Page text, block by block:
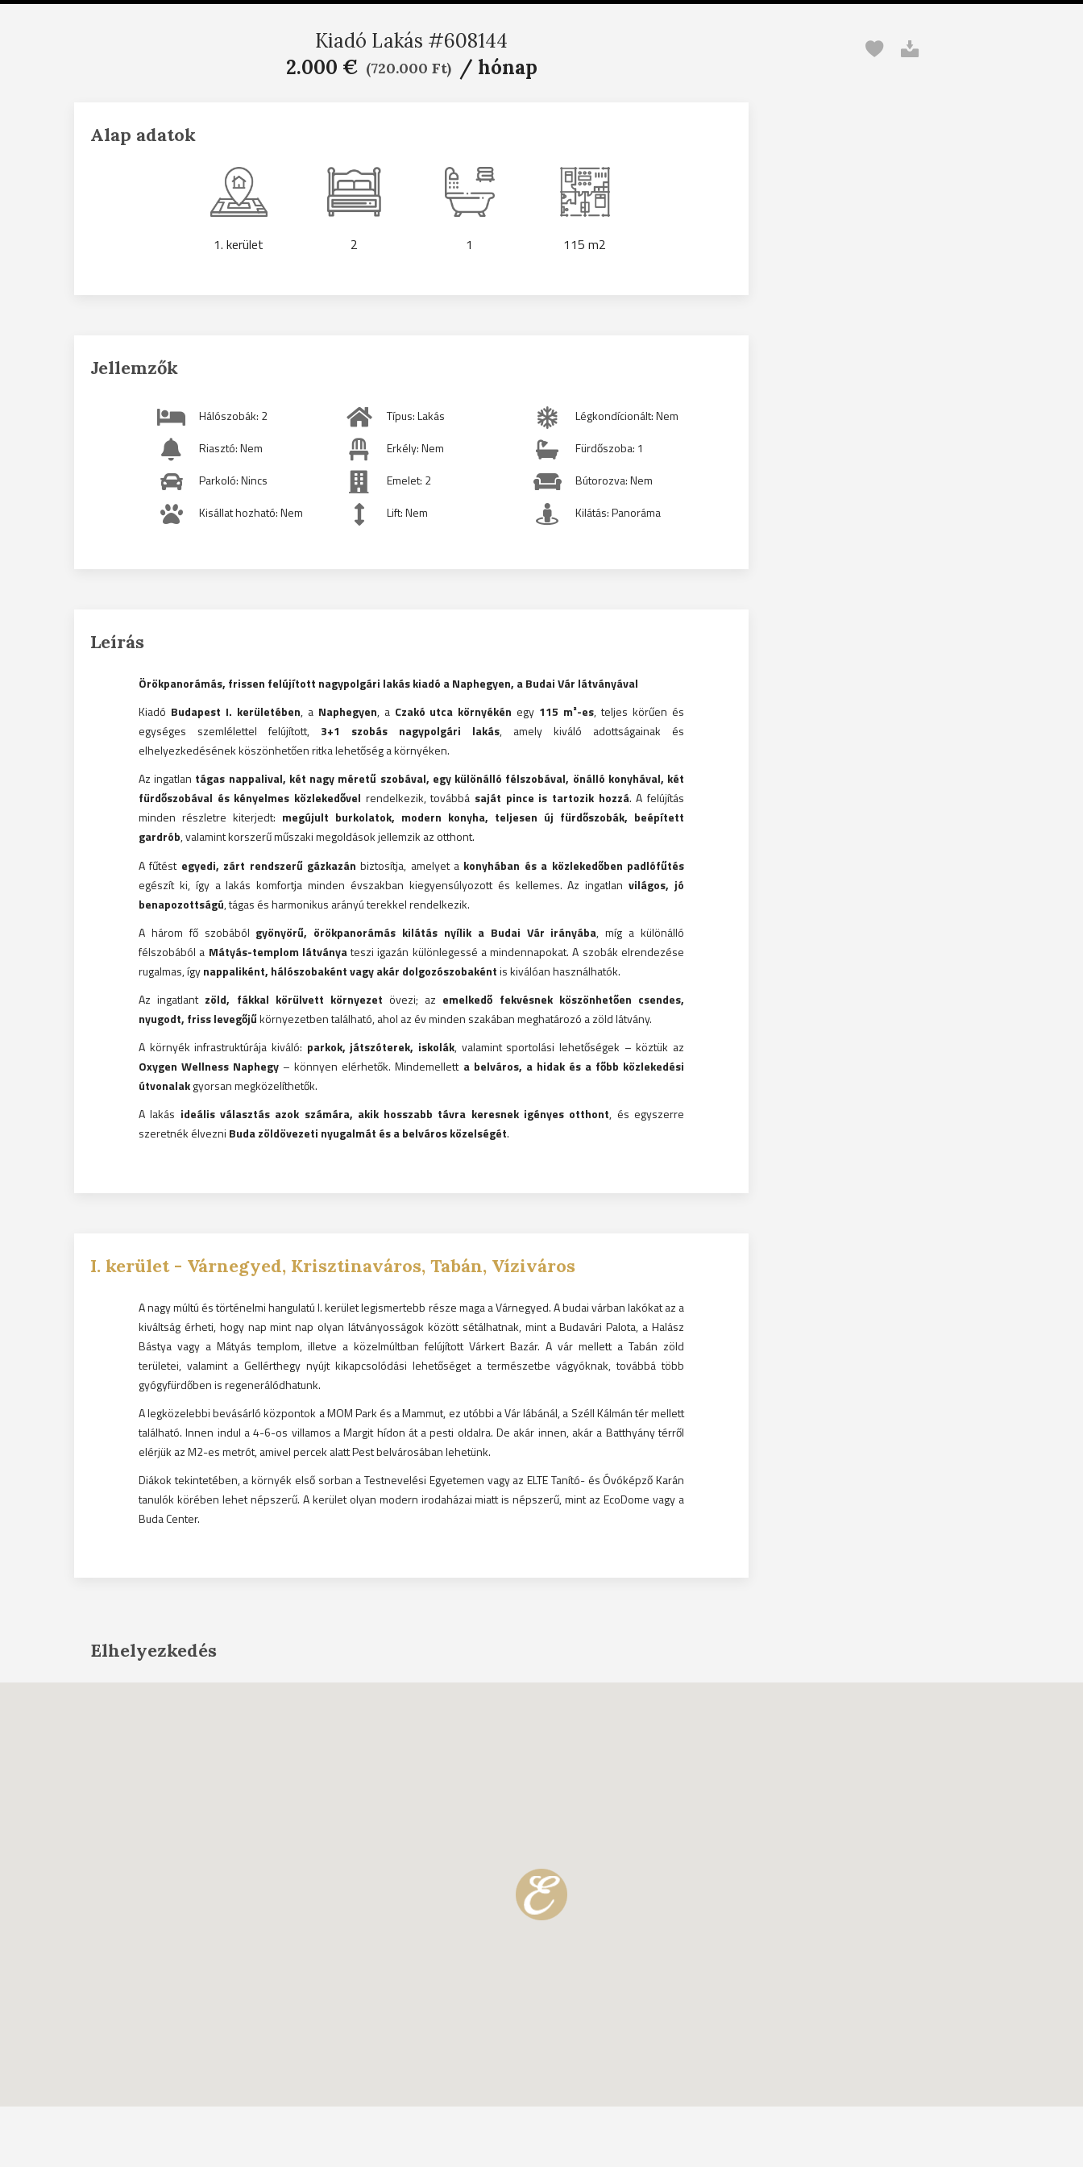
Kiadó Lakás #608144
2.000 € (720.000 Ft) / hónap
Alap adatok
1. kerület 2 1 115 m2
Jellemzők
Hálószobák: 2 Típus: Lakás
Légkondícionált: Nem
Riasztó: Nem
Erkély: Nem
Fürdőszoba: 1
Parkoló: Nincs
Emelet: 2
Bútorozva: Nem
Kisállat hozható: Nem
Lift: Nem Kilátás: Panoráma
Leírás
Örökpanorámás, frissen felújított nagypolgári lakás kiadó a Naphegyen, a Budai Vár látványával
Kiadó Budapest I. kerületében, a Naphegyen, a Czakó utca környékén egy 115 m²-es, teljes körűen és
egységes szemlélettel felújított, 3+1 szobás nagypolgári lakás, amely kiváló adottságainak és
elhelyezkedésének köszönhetően ritka lehetőség a környéken.
Az ingatlan tágas nappalival, két nagy méretű szobával, egy különálló félszobával, önálló konyhával, két
fürdőszobával és kényelmes közlekedővel rendelkezik, továbbá saját pince is tartozik hozzá. A felújítás
minden részletre kiterjedt: megújult burkolatok, modern konyha, teljesen új fürdőszobák, beépített
gardrób, valamint korszerű műszaki megoldások jellemzik az otthont.
A fűtést egyedi, zárt rendszerű gázkazán biztosítja, amelyet a konyhában és a közlekedőben padlófűtés
egészít ki, így a lakás komfortja minden évszakban kiegyensúlyozott és kellemes. Az ingatlanvilágos, jó
benapozottságú, tágas és harmonikus arányú terekkel rendelkezik.
A három fő szobából gyönyörű, örökpanorámás kilátás nyílik a Budai Vár irányába, míg a különálló
félszobából a Mátyás-templom látványateszi igazán különlegessé a mindennapokat. A szobák elrendezése
rugalmas, ígynappaliként, hálószobaként vagy akár dolgozószobakéntis kiválóan használhatók.
Az ingatlant zöld, fákkal körülvett környezet övezi; az emelkedő fekvésnek köszönhetően csendes,
nyugodt, friss levegőjűkörnyezetben található, ahol az év minden szakában meghatározó a zöld látvány.
A környék infrastruktúrája kiváló: parkok, játszóterek, iskolák, valamint sportolási lehetőségek – köztük az
Oxygen Wellness Naphegy – könnyen elérhetők. Mindemellett a belváros, a hidak és a főbb közlekedési
útvonalakgyorsan megközelíthetők.
A lakás ideális választás azok számára, akik hosszabb távra keresnek igényes otthont, és egyszerre
szeretnék élvezni Buda zöldövezeti nyugalmát és a belváros közelségét.
I. kerület - Várnegyed, Krisztinaváros, Tabán, Víziváros
A nagy múltú és történelmi hangulatú I. kerület legismertebb része maga a Várnegyed. A budai várban lakókat az a
kiváltság érheti, hogy nap mint nap olyan látványosságok között sétálhatnak, mint a Budavári Palota, a Halász
Bástya vagy a Mátyás templom, illetve a közelmúltban felújított Várkert Bazár. A vár mellett a Tabán zöld
területei, valamint a Gellérthegy nyújt kikapcsolódási lehetőséget a természetbe vágyóknak, továbbá több
gyógyfürdőben is regenerálódhatunk.
A legközelebbi bevásárló központok a MOM Park és a Mammut, ez utóbbi a Vár lábánál, a Széll Kálmán tér mellett
található. Innen indul a 4-6-os villamos a Margit hídon át a pesti oldalra. De akár innen, akár a Batthyány térről
elérjük az M2-es metrót, amivel percek alatt Pest belvárosában lehetünk.
Diákok tekintetében, a környék első sorban a Testnevelési Egyetemen vagy az ELTE Tanító- és Óvóképző Karán
tanulók körében lehet népszerű. A kerület olyan modern irodaházai miatt is népszerű, mint az EcoDome vagy a
Buda Center.
Elhelyezkedés